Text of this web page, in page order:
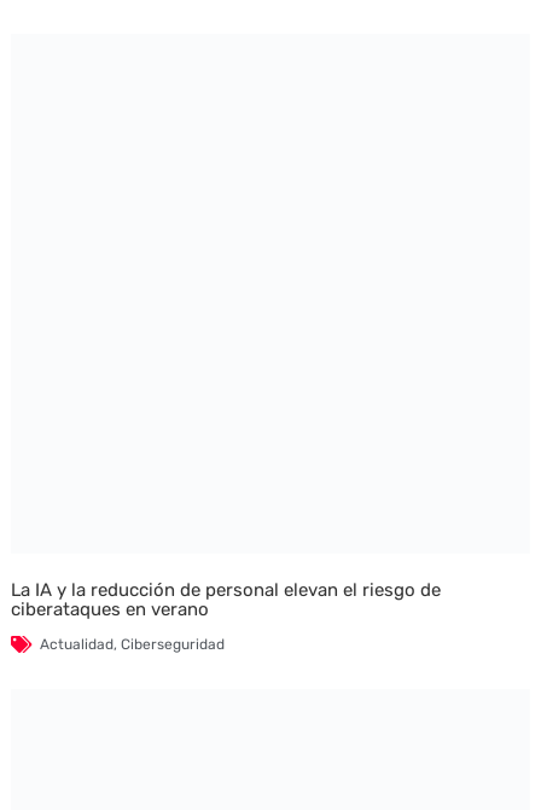
La IA y la reducción de personal elevan el riesgo de
ciberataques en verano
Actualidad, Ciberseguridad